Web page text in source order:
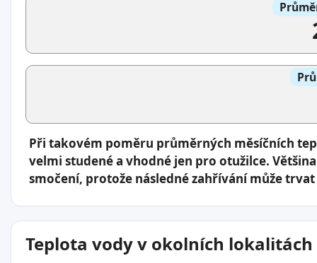
Při takovém poměru průměrných měsíčních
velmi studené a vhodné jen pro otužilce.
smočení, protože následné zahřívání může
Teplota vody v okolních lokalitách